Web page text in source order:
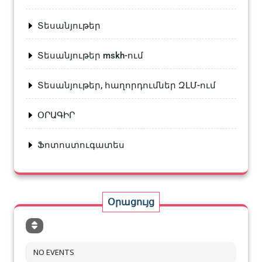
Տեսանյութեր
Տեսանյութեր mskh-ում
Տեսանյութեր, հաղորդումներ ԶԼՄ-ում
ՕՐԱԳԻՐ
Ֆոտոստուգատես
Օրացույց
NO EVENTS